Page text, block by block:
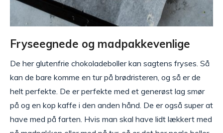
Fryseegnede og madpakkevenlige
De her glutenfrie chokoladeboller kan sagtens fryses. Så
kan de bare komme en tur på brødristeren, og så er de
helt perfekte. De er perfekte med et generøst lag smør
på og en kop kaffe i den anden hånd. De er også super at
have med på farten. Hvis man skal have lidt lækkert med